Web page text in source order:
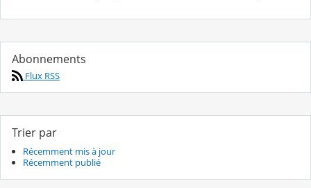
Abonnements
Flux RSS
Trier par
Récemment mis à jour
Récemment publié